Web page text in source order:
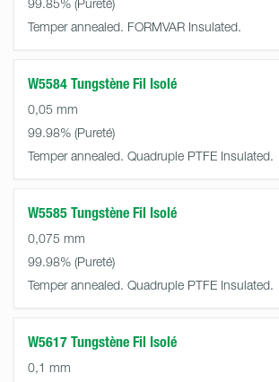
99.85%
Temper annealed. FORMVAR Insulated.
W5584 Tungstène Fil Isolé
0,05 mm
99.98%
Temper annealed. Quadruple PTFE Insulated.
W5585 Tungstène Fil Isolé
0,075 mm
99.98%
Temper annealed. Quadruple PTFE Insulated.
W5617 Tungstène Fil Isolé
0,1 mm